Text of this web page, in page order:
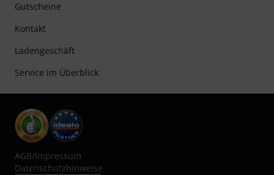
Gutscheine
Kontakt
Ladengeschäft
Service im Überblick
AGB/Impressum
Datenschutzhinweise